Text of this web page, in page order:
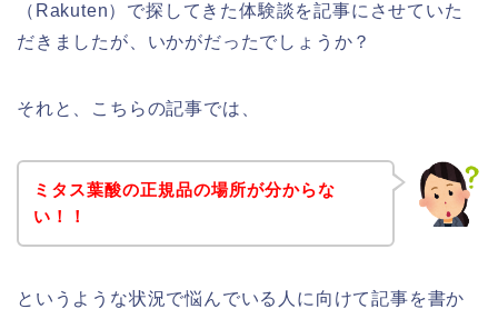
（Rakuten）で探してきた体験談を記事にさせていた
だきましたが、いかがだったでしょうか？
それと、こちらの記事では、
ミタス葉酸の正規品の場所が分からな
い！！
というような状況で悩んでいる人に向けて記事を書か